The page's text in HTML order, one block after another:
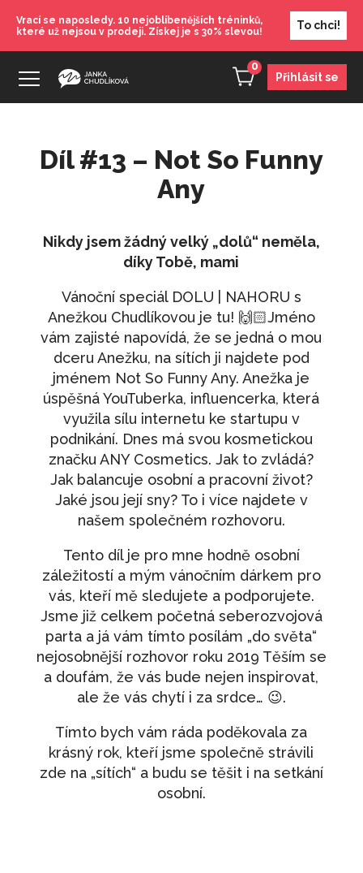
Vrací se naposledy. 10 nejoblíbenějších tréninků,
které už nejsou v prodeji. Získej je s 30% slevou!
To chci!
0
Přihlásit se
Díl #13 – Not So Funny
Any
Nikdy jsem žádný velký „dolů“ neměla,
díky Tobě, mami
Vánoční speciál DOLU | NAHORU s
Anežkou Chudlíkovou je tu! 🙌🏻Jméno
vám zajisté napovídá, že se jedná o mou
dceru Anežku, na sítích ji najdete pod
jménem Not So Funny Any. Anežka je
úspěšná YouTuberka, influencerka, která
využila sílu internetu ke startupu v
podnikání. Dnes má svou kosmetickou
značku ANY Cosmetics. Jak to zvládá?
Jak balancuje osobní a pracovní život?
Jaké jsou její sny? To i více najdete v
našem společném rozhovoru.
Tento díl je pro mne hodně osobní
záležitostí a mým vánočním dárkem pro
vás, kteří mě sledujete a podporujete.
Jsme již celkem početná seberozvojová
parta a já vám tímto posílám „do světa“
nejosobnější rozhovor roku 2019 Těším se
a doufám, že vás bude nejen inspirovat,
ale že vás chytí i za srdce… 😉.
Tímto bych vám ráda poděkovala za
krásný rok, kteří jsme společně strávili
zde na „sítích“ a budu se těšit i na setkání
osobní.
Dárkový voucher - 500
Meditace pro tělo
350Kč
Večerní meditace
350Kč
Zkouška vztahem
690Kč + PŘIDAT
Měj (se) rád
490Kč + PŘIDAT
Karta: Únor - Krize
100Kč + PŘIDAT
Dárkový voucher - 500
500Kč + PŘIDAT
Meditace pro tělo
350Kč +